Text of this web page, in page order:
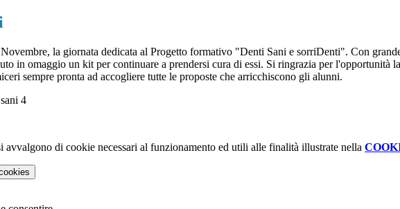
la giornata dedicata al Progetto formativo "Denti Sani e sorriDenti". Con
in omaggio un kit per continuare a prendersi cura di essi. Si ringrazia per l'opportunità
sempre pronta ad accogliere tutte le proposte che arricchiscono gli alunni.
di cookie necessari al funzionamento ed utili alle finalità illustrate nella